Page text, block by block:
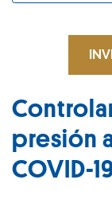
presión
COVID-19